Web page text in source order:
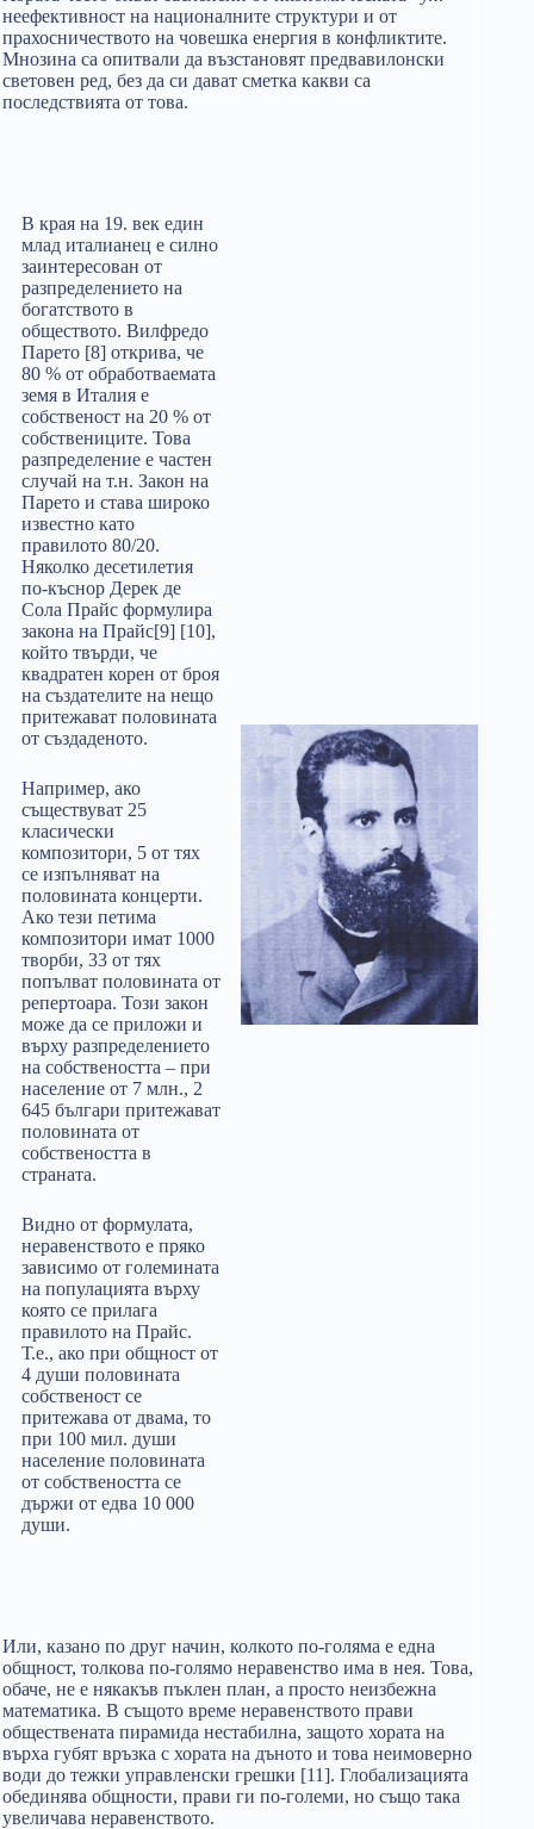
неефективност на националните структури и от
прахосничеството на човешка енергия в конфликтите.
Мнозина са опитвали да възстановят предвавилонски
световен ред, без да си дават сметка какви са
последствията от това.
В края на 19. век един
млад италианец е силно
заинтересован от
разпределението на
богатството в
обществото. Вилфредо
Парето [8] открива, че
80 % от обработваемата
земя в Италия е
собственост на 20 % от
собствениците. Това
разпределение е частен
случай на т.н. Закон на
Парето и става широко
известно като
правилото 80/20.
Няколко десетилетия
по-къснор Дерек де
Сола Прайс формулира
закона на Прайс[9] [10],
който твърди, че
квадратен корен от броя
на създателите на нещо
притежават половината
от създаденото.
Например, ако
съществуват 25
класически
композитори, 5 от тях
се изпълняват на
половината концерти.
Ако тези петима
композитори имат 1000
творби, 33 от тях
попълват половината от
репертоара. Този закон
може да се приложи и
върху разпределението
на собствеността – при
население от 7 млн., 2
645 българи притежават
половината от
собствеността в
страната.
Видно от формулата,
неравенството е пряко
зависимо от големината
на популацията върху
която се прилага
правилото на Прайс.
Т.е., ако при общност от
4 души половината
собственост се
притежава от двама, то
при 100 мил. души
население половината
от собствеността се
държи от едва 10 000
души.
Или, казано по друг начин, колкото по-голяма е една
общност, толкова по-голямо неравенство има в нея. Това,
обаче, не е някакъв пъклен план, а просто неизбежна
математика. В същото време неравенството прави
обществената пирамида нестабилна, защото хората на
върха губят връзка с хората на дъното и това неимоверно
води до тежки управленски грешки [11]. Глобализацията
обединява общности, прави ги по-големи, но също така
увеличава неравенството.